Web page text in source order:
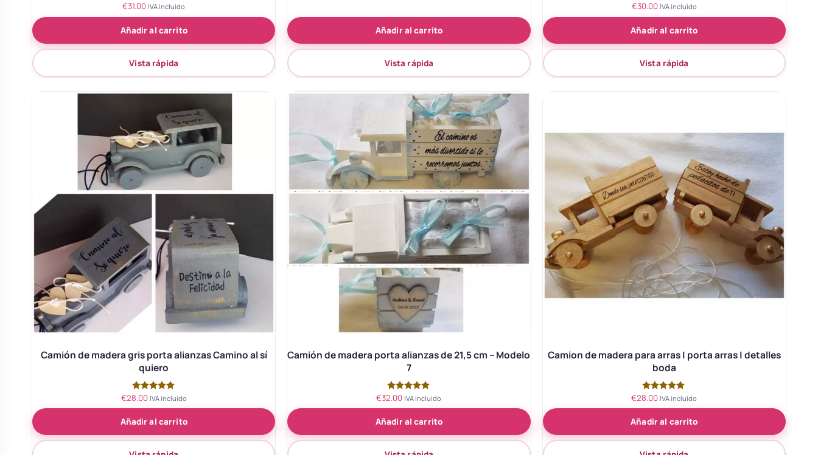
Valorado
de 5
€31.00 IVA incluido
Añadir al carrito
Vista rápida
de 5
Añadir al carrito
Vista rápida
Valorado
de 5
€30.00 IVA incluido
Añadir al carrito
Vista rápida
Camión de madera gris porta alianzas Camino al sí
quiero
Valorado
de 5
€28.00 IVA incluido
Añadir al carrito
Camión de madera porta alianzas de 21,5 cm – Modelo
7
Valorado
de 5
€32.00 IVA incluido
Añadir al carrito
Camion de madera para arras | porta arras | detalles
boda
Valorado
de 5
€28.00 IVA incluido
Añadir al carrito